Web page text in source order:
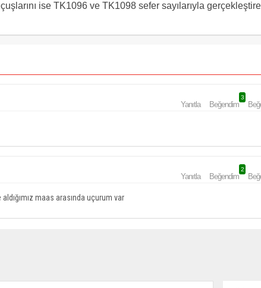
ise TK1096 ve TK1098 sefer sayılarıyla
Yanıtla Beğendim
3
Yanıtla Beğendim
2
maas arasında uçurum var